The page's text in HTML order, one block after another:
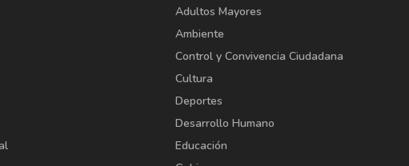
Adultos Mayores
Ambiente
Control y Convivencia Ciudadana
Cultura
Deportes
Desarrollo Humano
Educación